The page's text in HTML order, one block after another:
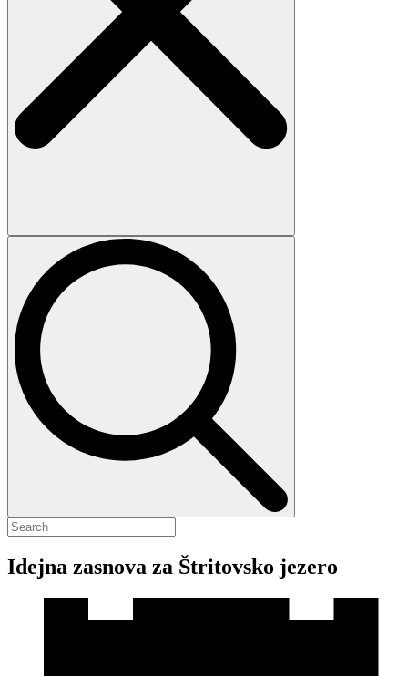
Idejna zasnova za Štritovsko jezero